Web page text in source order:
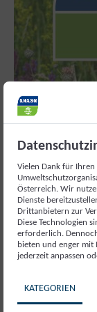
Hier finden Sie
Vielen Dank für
Österreich. Wir
Dienste
Drittanbietern zur
Diese Technologien
erforderlich.
bieten und enger mit
jederzeit anpassen
KATEGORIEN